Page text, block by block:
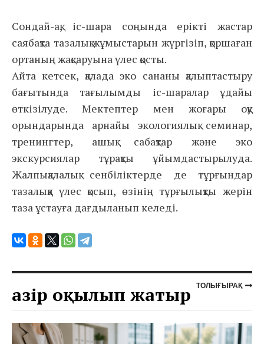
Сондай-ақ, іс-шара соңында ерікті жастар
саябақта тазалық жұмыстарын жүргізіп, қоршаған
ортаның жақсаруына үлес қосты.
Айта кетсек, қалада эко сананы қалыптастыру
бағытында тағылымды іс-шаралар ұдайы
өткізілуде. Мектептер мен жоғары оқу
орындарында арнайы экологиялық семинар,
тренингтер, ашық сабақтар және эко
экскурсиялар тұрақты ұйымдастырылуда.
Жалпықалалық сенбіліктерде де тұрғындар
тазалыққа үлес қосып, өзінің тұрғылықты жерін
таза ұстауға дағдыланып келеді.
Қазір оқылып жатыр ТОЛЫҒЫРАҚ